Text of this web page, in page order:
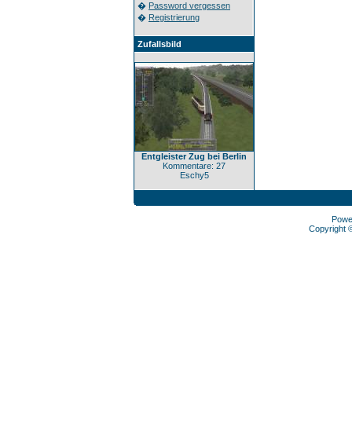
� Password vergessen
� Registrierung
Zufallsbild
Entgleister Zug bei Berlin
Kommentare: 27
Eschy5
Copyright